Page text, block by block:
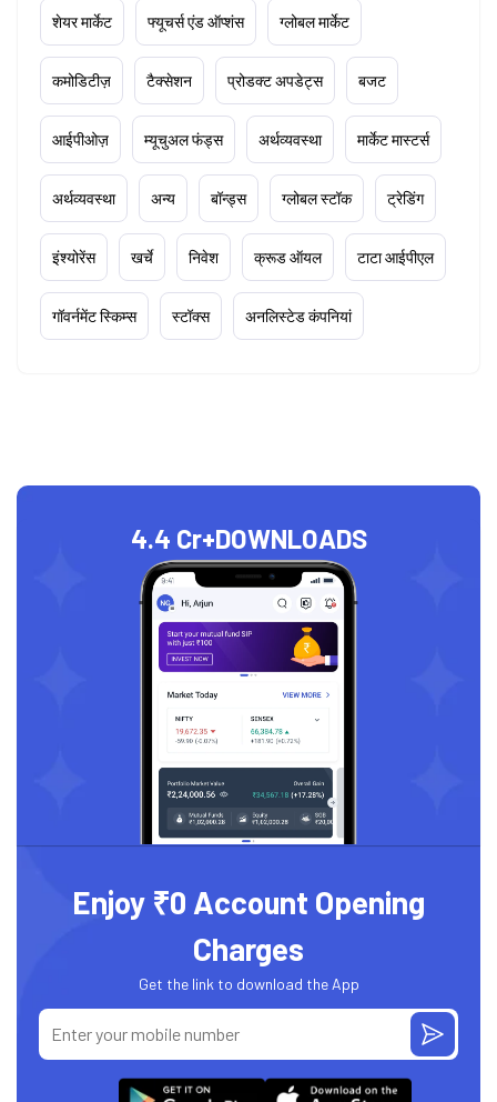
शेयर मार्केट फ्यूचर्स एंड ऑप्शंस ग्लोबल मार्केट
कमोडिटीज़ टैक्सेशन प्रोडक्ट अपडेट्स बजट
आईपीओज़ म्यूचुअल फंड्स अर्थव्यवस्था मार्केट मास्टर्स
अर्थव्यवस्था अन्य बॉन्ड्स ग्लोबल स्टॉक ट्रेडिंग
इंश्योरेंस खर्चे निवेश क्रूड ऑयल टाटा आईपीएल
गॉवर्नमेंट स्किम्स स्टॉक्स अनलिस्टेड कंपनियां
4.4 Cr+DOWNLOADS
Enjoy ₹0 Account Opening
Charges
Get the link to download the App